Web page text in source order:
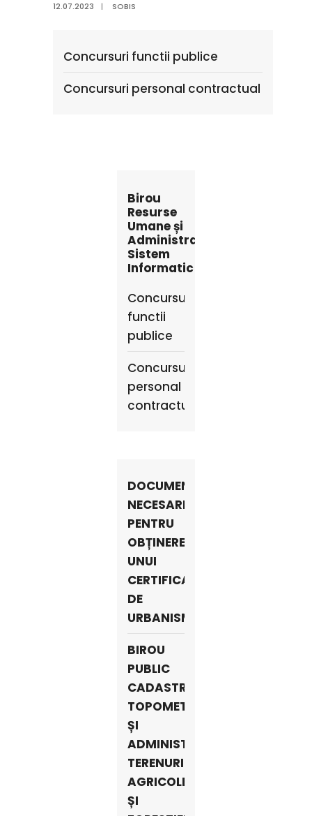
12.07.2023 | SOBIS
Concursuri functii publice
Concursuri personal contractual
Birou
Resurse
Umane și
Administrare
Sistem
Informatic
Concursuri
functii
publice
Concursuri
personal
contractual
DOCUMENTE
NECESARE
PENTRU
OBȚINEREA
UNUI
CERTIFICAT
DE
URBANISM
BIROU
PUBLIC
CADASTRU,
TOPOMETRIE
ȘI
ADMINISTRARE
TERENURI
AGRICOLE
ȘI